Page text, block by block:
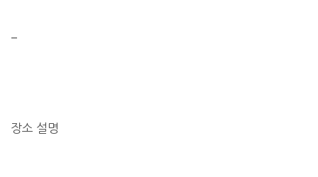
–
장소 설명